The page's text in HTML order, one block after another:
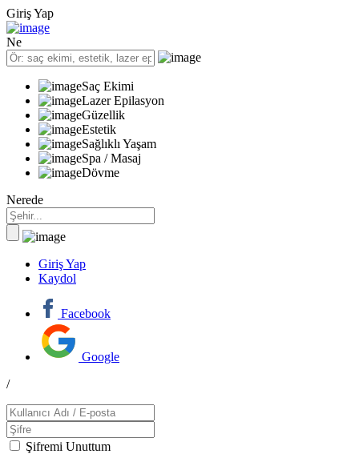
Giriş Yap
Ne
Saç Ekimi
Lazer Epilasyon
Güzellik
Estetik
Sağlıklı Yaşam
Spa / Masaj
Dövme
Nerede
Giriş Yap
Kaydol
Facebook
Google
/
Şifremi Unuttum